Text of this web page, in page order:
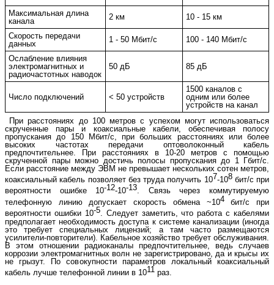
Максимальная длина
канала
2 км 10 - 15 км
Скорость передачи
данных
1 - 50 Мбит/с 100 - 140 Мбит/с
Ослабление влияния
электромагнитных и
радиочастотных наводок
50 дБ 85 дБ
Число подключений < 50 устройств
1500 каналов с
одним или более
устройств на канал
При расстояниях до 100 метров с успехом могут использоваться
скрученные пары и коаксиальные кабели, обеспечивая полосу
пропускания до 150 Мбит/с, при больших расстояниях или более
высоких частотах передачи оптоволоконный кабель
предпочтительнее. При расстояниях в 10-20 метров с помощью
скрученной пары можно достичь полосы пропускания до 1 Гбит/с.
Если расстояние между ЭВМ не превышает нескольких сотен метров,
коаксиальный кабель позволяет без труда получить 107-108бит/c при
вероятности ошибке 10-12-10-13. Связь через коммутируемую
телефонную линию допускает скорость обмена ~104бит/с при
вероятности ошибки 10-5. Следует заметить, что работа с кабелями
предполагает необходимость доступа к системе канализации (иногда
это требует специальных лицензий; а там часто размещаются
усилители-повторители). Кабельное хозяйство требует обслуживания.
В этом отношении радиоканалы предпочтительнее, ведь случаев
коррозии электромагнитных волн не зарегистрировано, да и крысы их
не грызут. По совокупности параметров локальный коаксиальный
кабель лучше телефонной линии в 1011 раз.